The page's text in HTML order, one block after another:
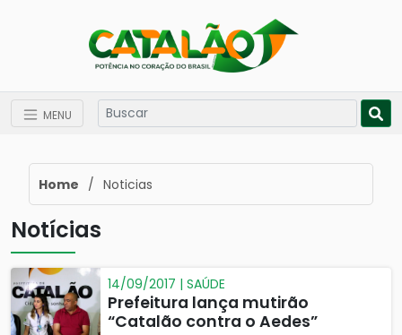
MENU
Home / Noticias
Notícias
14/09/2017 | SAÚDE
Prefeitura lança mutirão
“Catalão contra o Aedes”